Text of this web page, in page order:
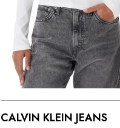
CALVIN KLEIN JEANS